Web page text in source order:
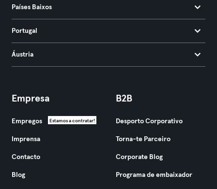
Países Baixos
Portugal
Áustria
Empresa
Empregos Estamos a contratar!
Imprensa
Contacto
Blog
B2B
Desporto Corporativo
Torna-te Parceiro
Corporate Blog
Programa de embaixador